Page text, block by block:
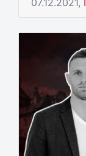
07.12.2021,